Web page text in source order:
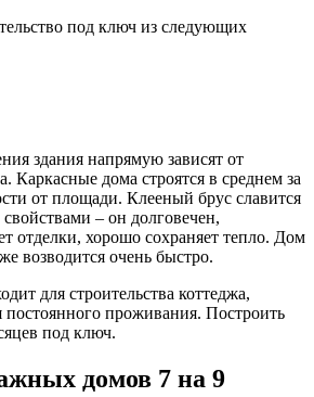
под ключ из следующих
здания напрямую зависят от
Каркасные дома строятся в среднем за
от площади. Клееный брус славится
– он долговечен,
отделки, хорошо сохраняет тепло. Дом
возводится очень быстро.
для строительства коттеджа,
постоянного проживания. Построить
под ключ.
домов 7 на 9